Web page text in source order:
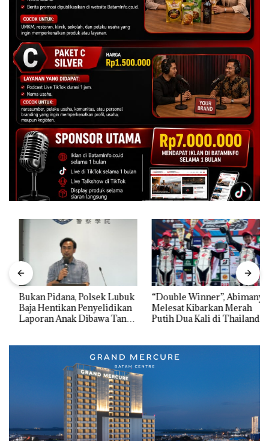
Bukan Pidana, Polsek Lubuk
Baja Hentikan Penyelidikan
Laporan Anak Dibawa Tanpa
“Double Winner”, Abimanyu
Melesat Kibarkan Merah
Putih Dua Kali di Thailand